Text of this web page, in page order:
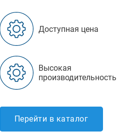
Доступная цена
Высокая
производительность
Перейти в каталог